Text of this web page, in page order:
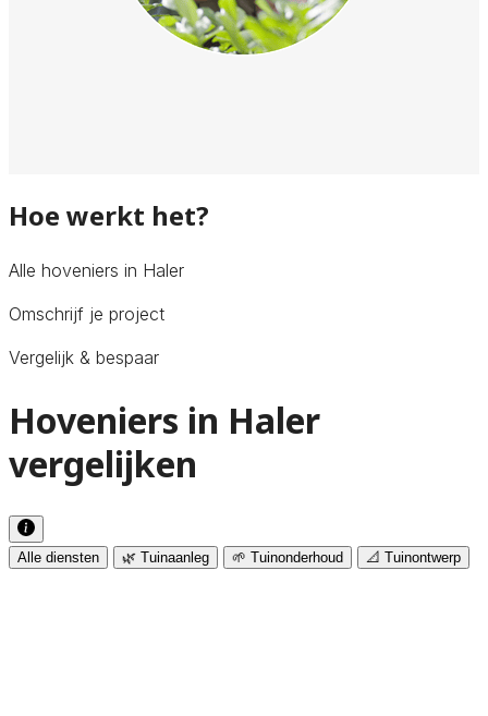
Hoe werkt het?
Alle hoveniers in Haler
Omschrijf je project
Vergelijk & bespaar
Hoveniers in Haler
vergelijken
Alle diensten 🌿 Tuinaanleg 🌱 Tuinonderhoud 📐 Tuinontwerp